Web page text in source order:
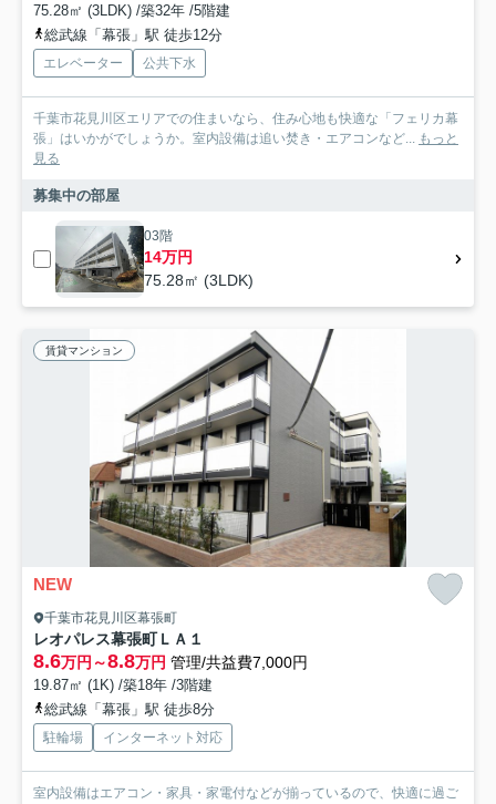
75.28㎡ (3LDK) /築32年 /5階建
総武線「幕張」駅 徒歩12分
エレベーター 公共下水
千葉市花見川区エリアでの住まいなら、住み心地も快適な「フェリカ幕
張」はいかがでしょうか。室内設備は追い焚き・エアコンなど... もっと
見る
募集中の部屋
03階
14万円
75.28㎡ (3LDK)
賃貸マンション
NEW
千葉市花見川区幕張町
レオパレス幕張町ＬＡ１
8.6万円～8.8万円 管理/共益費7,000円
19.87㎡ (1K) /築18年 /3階建
総武線「幕張」駅 徒歩8分
駐輪場 インターネット対応
室内設備はエアコン・家具・家電付などが揃っているので、快適に過ご